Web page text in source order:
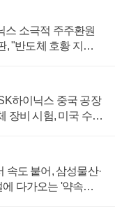
스 소극적 주주환원
, "반도체 호황 지속
하이닉스 중국 공장
장비 시험, 미국 수출
속도 붙어, 삼성물산·
다가오는 '약속의